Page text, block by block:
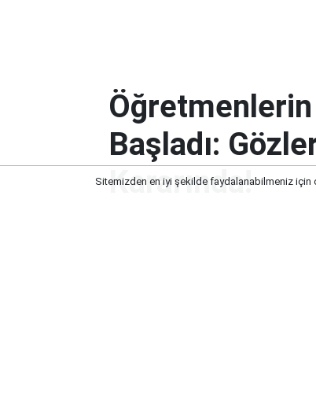
Başladı:
Kararında!
Sitemizden en iyi şekilde faydalanabilmeniz için